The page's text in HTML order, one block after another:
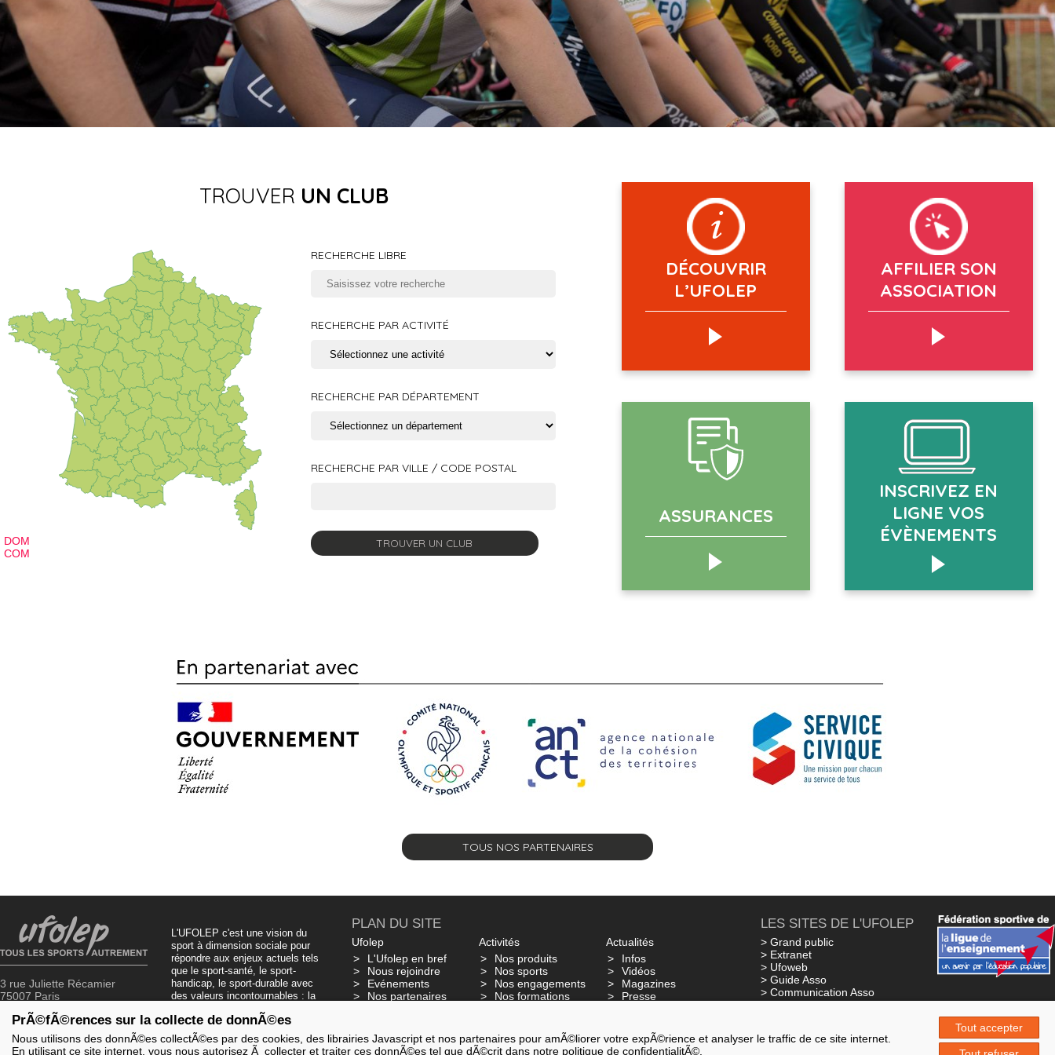
TROUVER UN CLUB
DOM
COM
RECHERCHE LIBRE
RECHERCHE PAR ACTIVITÉ
RECHERCHE PAR DÉPARTEMENT
RECHERCHE PAR VILLE / CODE POSTAL
DÉCOUVRIR
L’UFOLEP
AFFILIER SON
ASSOCIATION
ASSURANCES
INSCRIVEZ EN
LIGNE VOS
ÉVÈNEMENTS
TOUS NOS PARTENAIRES
3 rue Juliette Récamier
75007 Paris
01 43 58 97 71
L'UFOLEP c'est une vision du
sport à dimension sociale pour
répondre aux enjeux actuels tels
que le sport-santé, le sport-
handicap, le sport-durable avec
des valeurs incontournables : la
la citoyenneté.
PLAN DU SITE
Ufolep
L'Ufolep en bref
Nous rejoindre
Evénements
Nos partenaires
Activités
Nos produits
Nos sports
Nos engagements
Nos formations
Actualités
Infos
Vidéos
Magazines
Presse
LES SITES DE L'UFOLEP
> Grand public
> Extranet
> Ufoweb
> Guide Asso
> Communication Asso
> Inscriptions événements
PrÃ©fÃ©rences sur la collecte de donnÃ©es
Nous utilisons des donnÃ©es collectÃ©es par des cookies, des librairies Javascript et nos partenaires pour amÃ©liorer votre expÃ©rience et analyser le traffic de ce site internet.
En utilisant ce site internet, vous nous autorisez Ã collecter et traiter ces donnÃ©es tel que dÃ©crit dans notre politique de confidentialitÃ©.
Tout accepter